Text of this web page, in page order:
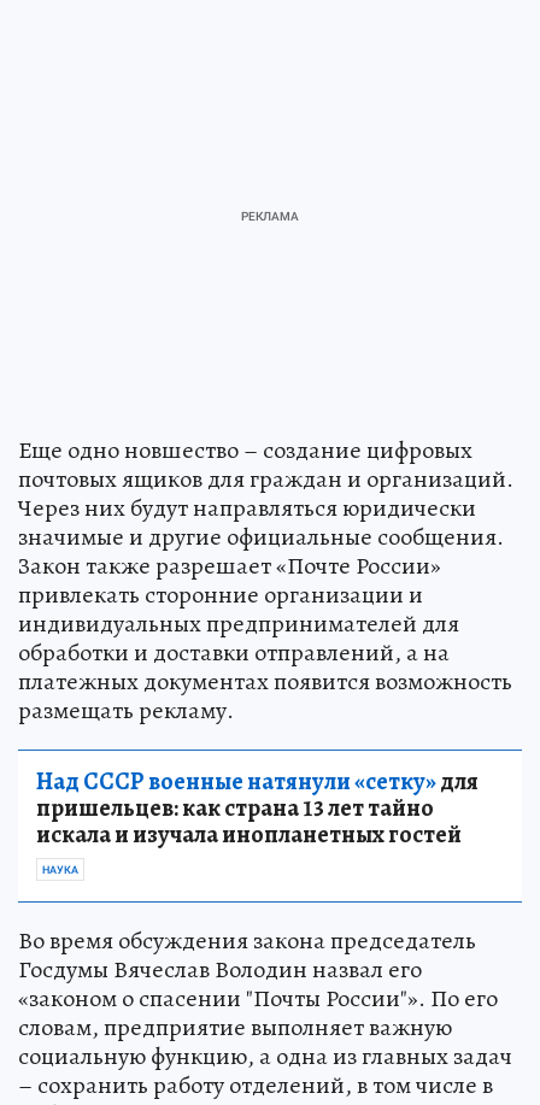
Еще одно новшество – создание цифровых
почтовых ящиков для граждан и организаций.
Через них будут направляться юридически
значимые и другие официальные сообщения.
Закон также разрешает «Почте России»
привлекать сторонние организации и
индивидуальных предпринимателей для
обработки и доставки отправлений, а на
платежных документах появится возможность
размещать рекламу.
Над СССР военные натянули «сетку»для
пришельцев: как страна 13 лет тайно
искала и изучала инопланетных гостей
НАУКА
Во время обсуждения закона председатель
Госдумы Вячеслав Володин назвал его
«законом о спасении "Почты России"». По его
словам, предприятие выполняет важную
социальную функцию, а одна из главных задач
– сохранить работу отделений, в том числе в